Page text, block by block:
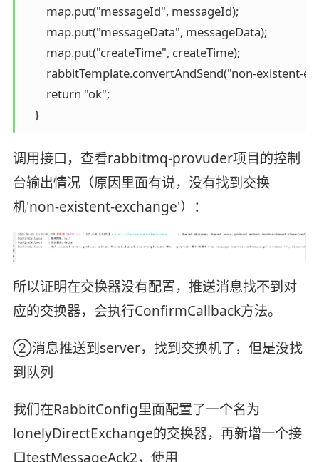
        map.put("messageId", messageId);
        map.put("messageData", messageData);
        map.put("createTime", createTime);
rabbitTemplate.convertAndSend("non-existent-
        return "ok";
    }
调用接口，查看rabbitmq-provuder项目的控制
台输出情况（原因里面有说，没有找到交换
机'non-existent-exchange'）：
所以证明在交换器没有配置，推送消息找不到对
应的交换器，会执行ConfirmCallback方法。
②消息推送到server，找到交换机了，但是没找
到队列
我们在RabbitConfig里面配置了一个名为
lonelyDirectExchange的交换器，再新增一个接
口testMessageAck2，使用